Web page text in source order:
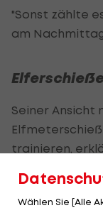
"Sonst zählte
am
Seiner Ansicht
trainieren,
kommen
Wählen Sie [Alle